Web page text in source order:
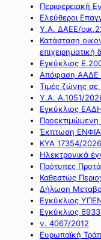
Περιφερειακή
Ελεύθεροι
Υ.Α. ΔΑΕΕ/
Κατάσταση
επιχειρηματική
Εγκύκλιος
Απόφαση ΑΑΔΕ
Τιμές ζώνης
Υ.Α. Α.1051/
Εγκύκλιος
Προεκτιμώμενη
Έκπτωση ΕΝΦΙΑ
ΚΥΑ 17354/2026
Ηλεκτρονικά
Πρότυπες
Καθεστώς
Δήλωση
Εγκύκλιος
Εγκύκλιος
ν. 4067/2012
Ευρωπαϊκή